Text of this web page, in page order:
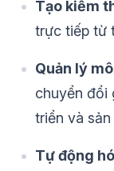
Tạo kiểm
trực tiếp từ
Quản lý
chuyển đổi
triển và
Tự động